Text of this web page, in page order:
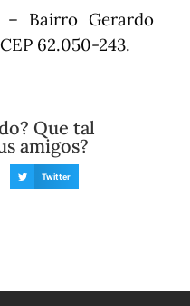
– Bairro Gerardo
62.050-243.
Que tal
amigos?
Twitter